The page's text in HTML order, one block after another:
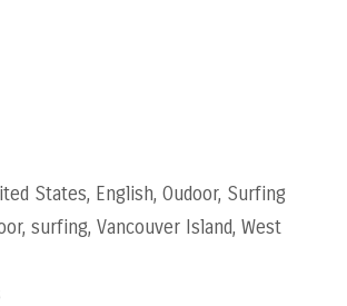
States, English,Oudoor, Surfing
,surfing,Vancouver Island,West